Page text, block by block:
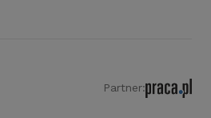
Partner: